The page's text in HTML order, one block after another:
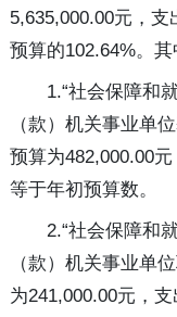
5,635,000.00元，
预算的102.64%。其
1.“社会保障和
（款）机关事业单
预算为482,000.00
等于年初预算数。
2.“社会保障和
（款）机关事业单
为241,000.00元，